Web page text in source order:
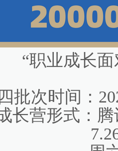
“职业成长
批次时间：
长营形式：